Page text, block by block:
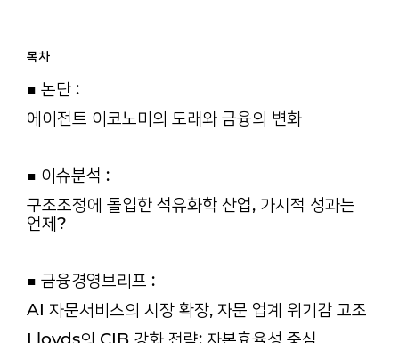
목차
■ 논단 :
에이전트 이코노미의 도래와 금융의 변화
■ 이슈분석 :
구조조정에 돌입한 석유화학 산업, 가시적 성과는
언제?
■ 금융경영브리프 :
AI 자문서비스의 시장 확장, 자문 업계 위기감 고조